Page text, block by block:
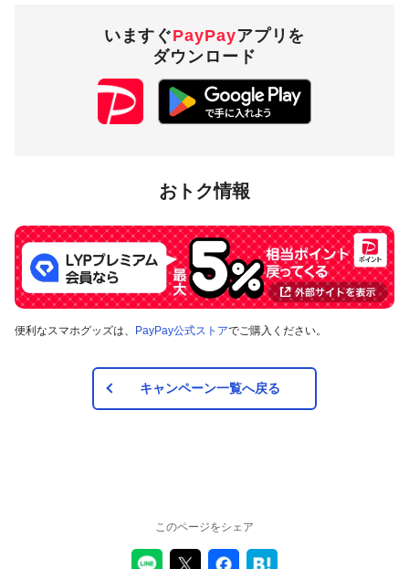
いますぐPayPayアプリを
ダウンロード
おトク情報
便利なスマホグッズは、 PayPay公式ストアでご購入ください。
キャンペーン一覧へ戻る
このページをシェア